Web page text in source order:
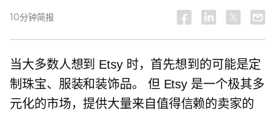
10分钟简报
当大多数人想到 Etsy 时，首先想到的可能是定
制珠宝、服装和装饰品。 但 Etsy 是一个极其多
元化的市场，提供大量来自值得信赖的卖家的